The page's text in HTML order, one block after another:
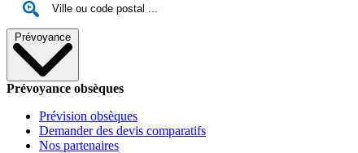
Prévoyance
Prévoyance obsèques
Prévision obsèques
Demander des devis comparatifs
Nos partenaires